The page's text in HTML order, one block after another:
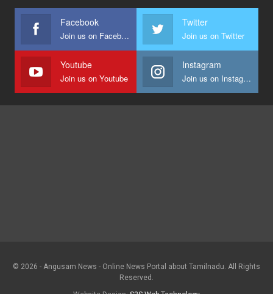
Facebook
Join us on Facebook
Twitter
Join us on Twitter
Youtube
Join us on Youtube
Instagram
Join us on Instagram
© 2026 - Angusam News - Online News Portal about Tamilnadu. All Rights
Reserved.